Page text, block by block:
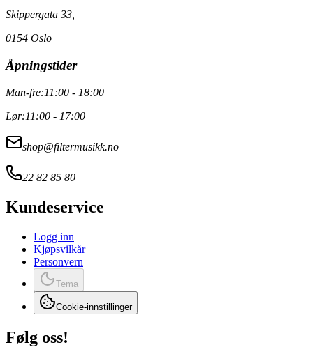
Skippergata 33,
0154 Oslo
Åpningstider
Man-fre:11:00 - 18:00
Lør:11:00 - 17:00
shop@filtermusikk.no
22 82 85 80
Kundeservice
Logg inn
Kjøpsvilkår
Personvern
Tema
Cookie-innstillinger
Følg oss!